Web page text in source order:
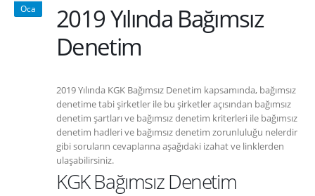
Oca
2019 Yılında Bağımsız
Denetim
2019 Yılında KGK Bağımsız Denetim kapsamında, bağımsız
denetime tabi şirketler ile bu şirketler açısından bağımsız
denetim şartları ve bağımsız denetim kriterleri ile bağımsız
denetim hadleri ve bağımsız denetim zorunluluğu nelerdir
gibi soruların cevaplarına aşağıdaki izahat ve linklerden
ulaşabilirsiniz.
KGK Bağımsız Denetim